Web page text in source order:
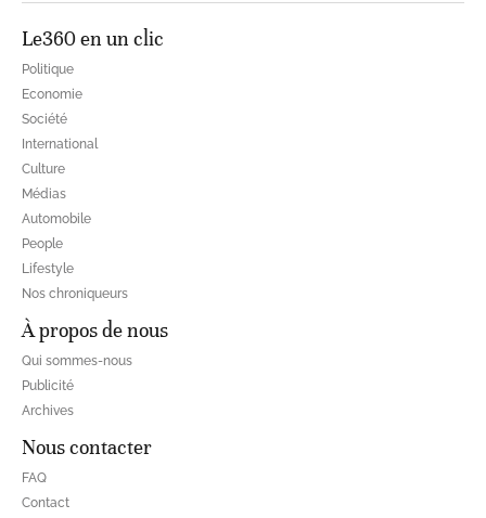
Le360 en un clic
Politique
Economie
Société
International
Culture
Médias
Automobile
People
Lifestyle
Nos chroniqueurs
À propos de nous
Qui sommes-nous
Publicité
Archives
Nous contacter
FAQ
Contact